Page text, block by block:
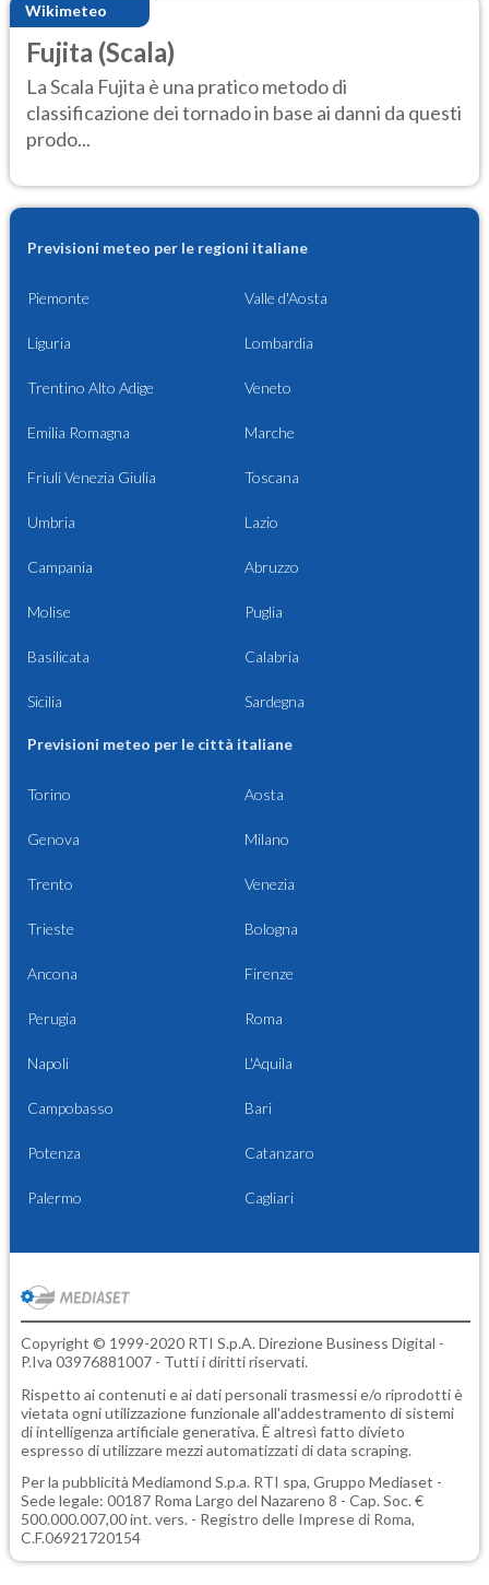
Wikimeteo
Fujita (Scala)
La Scala Fujita è una pratico metodo di
classificazione dei tornado in base ai danni da questi
prodo...
Previsioni meteo per le regioni italiane
Piemonte Valle d'Aosta
Liguria Lombardia
Trentino Alto Adige Veneto
Emilia Romagna Marche
Friuli Venezia Giulia Toscana
Umbria Lazio
Campania Abruzzo
Molise Puglia
Basilicata Calabria
Sicilia Sardegna
Previsioni meteo per le città italiane
Torino Aosta
Genova Milano
Trento Venezia
Trieste Bologna
Ancona Firenze
Perugia Roma
Napoli L'Aquila
Campobasso Bari
Potenza Catanzaro
Palermo Cagliari
Copyright © 1999-2020 RTI S.p.A. Direzione Business Digital -
P.Iva 03976881007 - Tutti i diritti riservati.
Rispetto ai contenuti e ai dati personali trasmessi e/o riprodotti è
vietata ogni utilizzazione funzionale all'addestramento di sistemi
di intelligenza artificiale generativa. È altresì fatto divieto
espresso di utilizzare mezzi automatizzati di data scraping.
Per la pubblicità Mediamond S.p.a. RTI spa, Gruppo Mediaset -
Sede legale: 00187 Roma Largo del Nazareno 8 - Cap. Soc. €
500.000.007,00 int. vers. - Registro delle Imprese di Roma,
C.F.06921720154